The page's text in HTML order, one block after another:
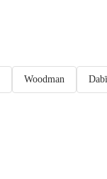
Woodman